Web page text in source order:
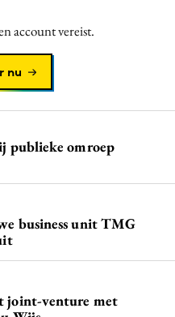
account vereist.
nu
publieke omroep
business unit TMG
joint-venture met